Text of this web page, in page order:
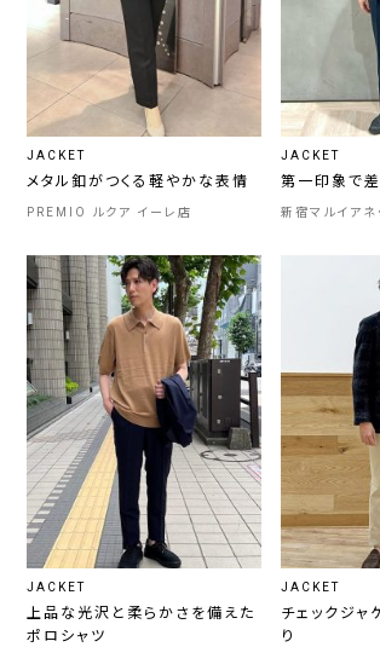
JACKET
メタル釦がつくる軽やかな表情
PREMIO ルクア イーレ店
JACKET
第一印象で
新宿マルイアネ
JACKET
上品な光沢と柔らかさを備えた
ポロシャツ
JACKET
チェックジャ
り